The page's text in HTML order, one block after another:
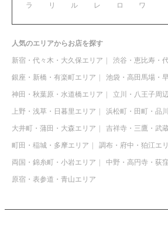
ラ リ ル レ ロ ワ
人気のエリアからお店を探す
新宿・代々木・大久保エリア 渋谷・恵比寿・
銀座・新橋・有楽町エリア 池袋・高田馬場・
神田・秋葉原・水道橋エリア 立川・八王子周
上野・浅草・日暮里エリア 浜松町・田町・品
大井町・蒲田・大森エリア 吉祥寺・三鷹・武
町田・稲城・多摩エリア 調布・府中・狛江エ
両国・錦糸町・小岩エリア 中野・高円寺・荻
原宿・表参道・青山エリア